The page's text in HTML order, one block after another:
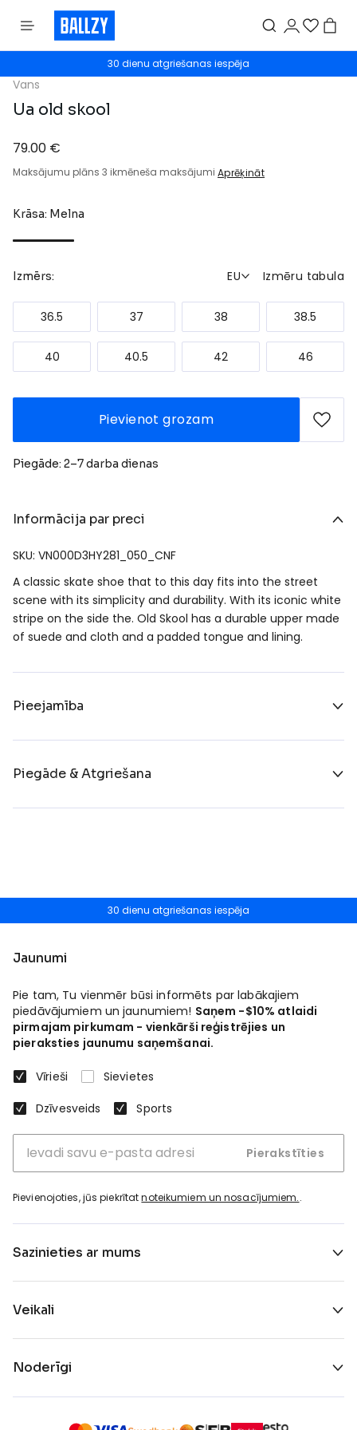
30 dienu atgriešanas iespēja
Vans
Ua old skool
79.00 €
Maksājumu plāns 3 ikmēneša maksājumi Aprēķināt
Krāsa: Melna
Izmērs: EU Izmēru tabula
36.5 37 38 38.5
40 40.5 42 46
Pievienot grozam
Piegāde: 2–7 darba dienas
Informācija par preci
SKU: VN000D3HY281_050_CNF
A classic skate shoe that to this day fits into the street
scene with its simplicity and durability. With its iconic white
stripe on the side the. Old Skool has a durable upper made
of suede and cloth and a padded tongue and lining.
Pieejamība
Piegāde & Atgriešana
30 dienu atgriešanas iespēja
Jaunumi
Pie tam, Tu vienmēr būsi informēts par labākajiem
piedāvājumiem un jaunumiem! Saņem -$10% atlaidi
pirmajam pirkumam - vienkārši reģistrējies un
pieraksties jaunumu saņemšanai.
Vīrieši
Sievietes
Dzīvesveids
Sports
Pierakstīties
Pievienojoties, jūs piekrītatnoteikumiem un nosacījumiem..
Sazinieties ar mums
Veikali
Noderīgi